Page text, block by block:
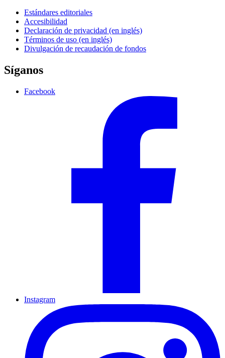
Estándares editoriales
Accesibilidad
Declaración de privacidad (en inglés)
Términos de uso (en inglés)
Divulgación de recaudación de fondos
Síganos
Facebook
Instagram